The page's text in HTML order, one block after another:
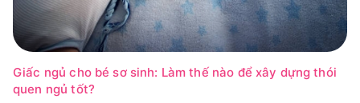
Giấc ngủ cho bé sơ sinh: Làm thế nào để xây dựng thói
quen ngủ tốt?